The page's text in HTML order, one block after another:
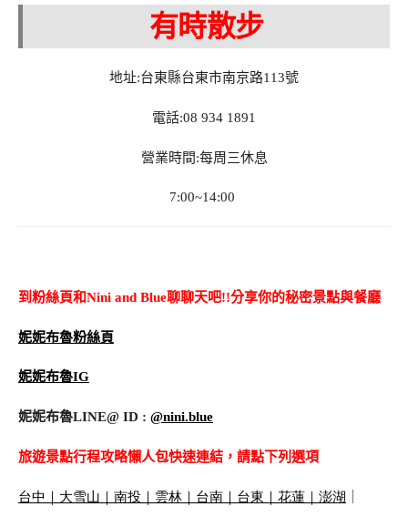
有時散步
地址:台東縣台東市南京路113號
電話:08 934 1891
營業時間:每周三休息
7:00~14:00
到粉絲頁和Nini and Blue聊聊天吧!!分享你的秘密景點與餐廳
妮妮布魯粉絲頁
妮妮布魯IG
妮妮布魯LINE@ ID : @nini.blue
旅遊景點行程攻略懶人包快速連結，請點下列選項
台中 大雪山 南投 雲林 台南 台東 花蓮 澎湖